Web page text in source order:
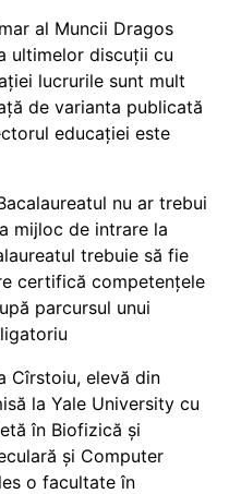
al Muncii Dragos
ultimelor discuții cu
lucrurile sunt mult
de varianta publicată
educației este
nu ar trebui
mijloc de intrare la
trebuie să fie
certifică competențele
parcursul unui
Cîrstoiu, elevă din
la Yale University cu
în Biofizică și
și Computer
o facultate în